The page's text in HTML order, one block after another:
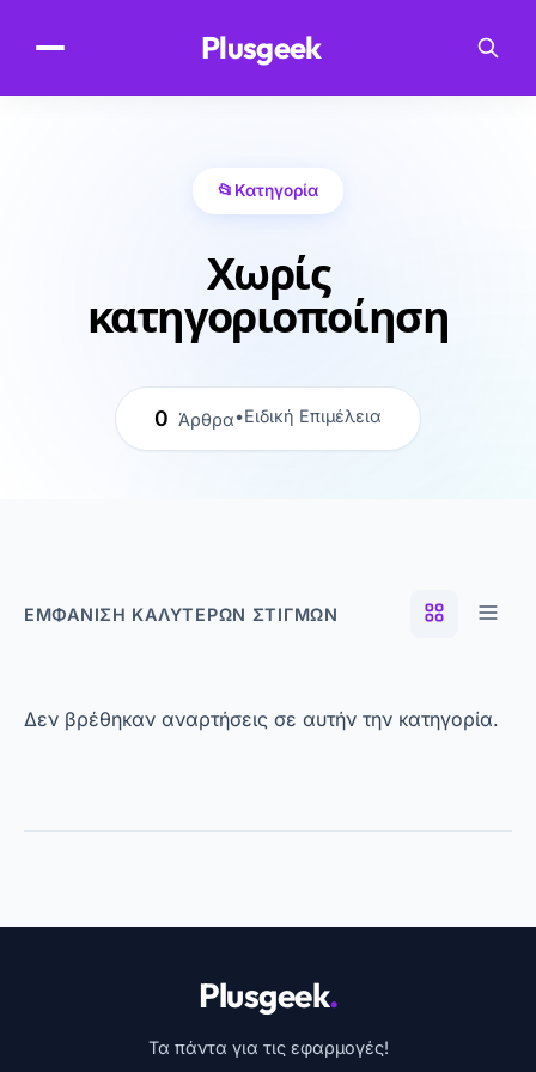
Plusgeek
📂 Κατηγορία
Χωρίς
κατηγοριοποίηση
0 Άρθρα•Ειδική Επιμέλεια
ΕΜΦΆΝΙΣΗ ΚΑΛΎΤΕΡΩΝ ΣΤΙΓΜΏΝ
Δεν βρέθηκαν αναρτήσεις σε αυτήν την κατηγορία.
Plusgeek.
Τα πάντα για τις εφαρμογές!